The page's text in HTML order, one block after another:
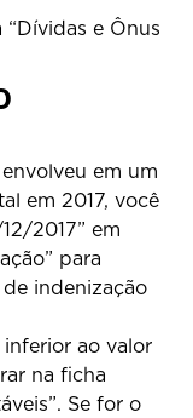
e Ônus
em um
em 2017, você
2017” em
para
indenização
ao valor
na ficha
Se for o